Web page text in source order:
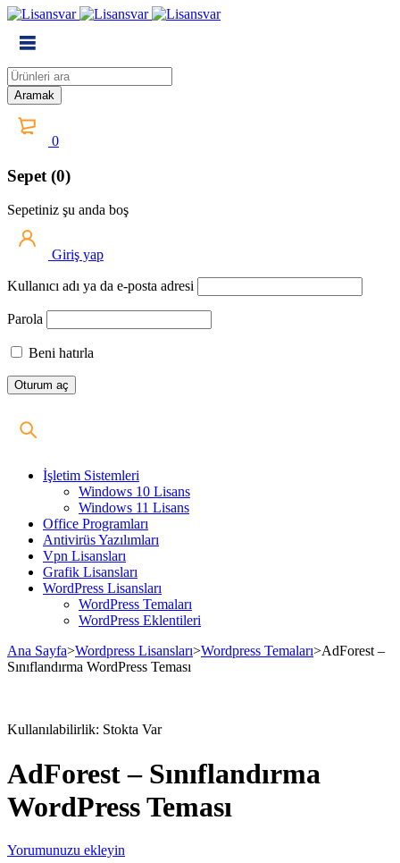
0
Sepet (0)
Sepetiniz şu anda boş
Giriş yap
Kullanıcı adı ya da e-posta adresi
Parola
Beni hatırla
İşletim Sistemleri
Windows 10 Lisans
Windows 11 Lisans
Office Programları
Antivirüs Yazılımları
Vpn Lisansları
Grafik Lisansları
WordPress Lisansları
WordPress Temaları
WordPress Eklentileri
Ana Sayfa>Wordpress Lisansları>Wordpress Temaları>AdForest –
Sınıflandırma WordPress Teması
Kullanılabilirlik: Stokta Var
AdForest – Sınıflandırma
WordPress Teması
Yorumunuzu ekleyin